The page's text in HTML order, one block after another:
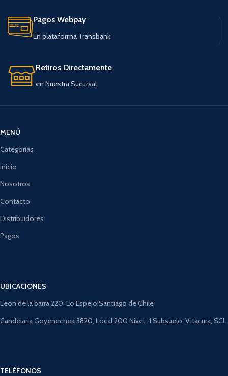
Pagos Webpay
En plataforma Transbank
Retiros Directamente
en Nuestra Sucursal
MENÚ
Categorías
Inicio
Nosotros
Contacto
Distribuidores
Pagos
UBICACIONES
Leon de la barra 220, Lo Espejo Santiago de Chile
Candelaria Goyenechea 3820, Local 200 Nivel -1 Subsuelo, Vitacura, SCL
TELÉFONOS